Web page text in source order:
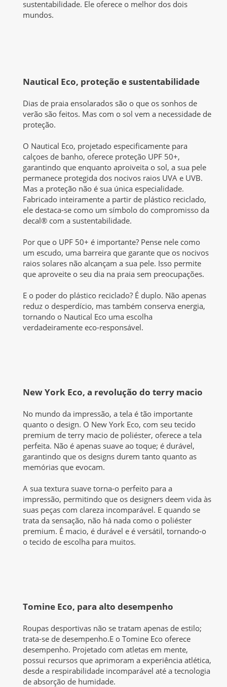
sustentabilidade. Ele oferece o melhor dos dois
mundos.
Nautical Eco, proteção e sustentabilidade
Dias de praia ensolarados são o que os sonhos de
verão são feitos. Mas com o sol vem a necessidade de
proteção.
O Nautical Eco, projetado especificamente para
calçoes de banho, oferece proteção UPF 50+,
garantindo que enquanto aproiveita o sol, a sua pele
permanece protegida dos nocivos raios UVA e UVB.
Mas a proteção não é sua única especialidade.
Fabricado inteiramente a partir de plástico reciclado,
ele destaca-se como um símbolo do compromisso da
decal® com a sustentabilidade.
Por que o UPF 50+ é importante? Pense nele como
um escudo, uma barreira que garante que os nocivos
raios solares não alcançam a sua pele. Isso permite
que aproveite o seu dia na praia sem preocupações.
E o poder do plástico reciclado? É duplo. Não apenas
reduz o desperdício, mas também conserva energia,
tornando o Nautical Eco uma escolha
verdadeiramente eco-responsável.
New York Eco, a revolução do terry macio
No mundo da impressão, a tela é tão importante
quanto o design. O New York Eco, com seu tecido
premium de terry macio de poliéster, oferece a tela
perfeita. Não é apenas suave ao toque; é durável,
garantindo que os designs durem tanto quanto as
memórias que evocam.
A sua textura suave torna-o perfeito para a
impressão, permitindo que os designers deem vida às
suas peças com clareza incomparável. E quando se
trata da sensação, não há nada como o poliéster
premium. É macio, é durável e é versátil, tornando-o
o tecido de escolha para muitos.
Tomine Eco, para alto desempenho
Roupas desportivas não se tratam apenas de estilo;
trata-se de desempenho.E o Tomine Eco oferece
desempenho. Projetado com atletas em mente,
possui recursos que aprimoram a experiência atlética,
desde a respirabilidade incomparável até a tecnologia
de absorção de humidade.